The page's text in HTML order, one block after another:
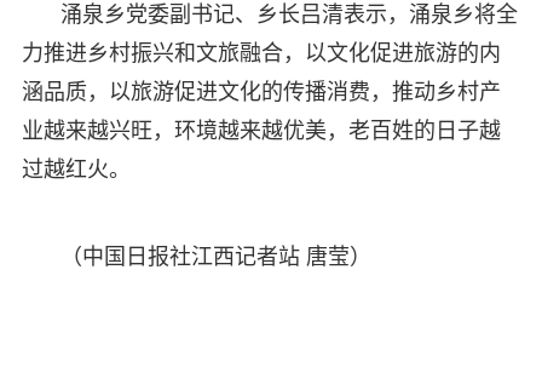
涌泉乡党委副书记、乡长吕清表示，涌泉乡将全
力推进乡村振兴和文旅融合，以文化促进旅游的内
涵品质，以旅游促进文化的传播消费，推动乡村产
业越来越兴旺，环境越来越优美，老百姓的日子越
过越红火。
（中国日报社江西记者站 唐莹）